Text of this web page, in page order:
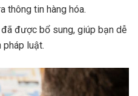
thông tin hàng hóa.
được bổ sung, giúp bạn dễ
pháp luật.